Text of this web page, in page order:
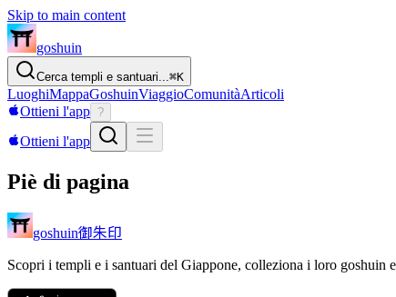
Skip to main content
goshuin
Cerca templi e santuari...⌘K
LuoghiMappaGoshuinViaggioComunitàArticoli
Ottieni l'app ?
Ottieni l'app
Piè di pagina
goshuin御朱印
Scopri i templi e i santuari del Giappone, colleziona i loro goshuin